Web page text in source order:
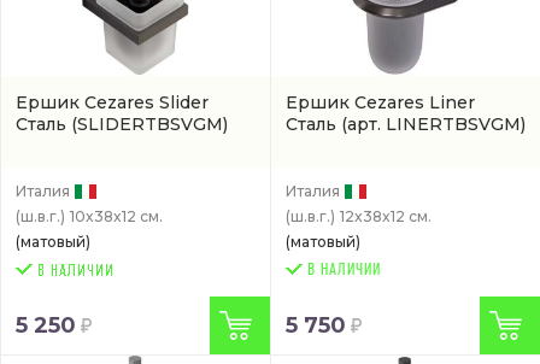
Ершик Cezares Slider
Сталь (SLIDERTBSVGM)
Италия
(ш.в.г.) 10x38x12 см.
(матовый)
5 250
Ершик Cezares Liner
Сталь (арт. LINERTBSVGM)
Италия
(ш.в.г.) 12x38x12 см.
(матовый)
В НАЛИЧИИ
5 750